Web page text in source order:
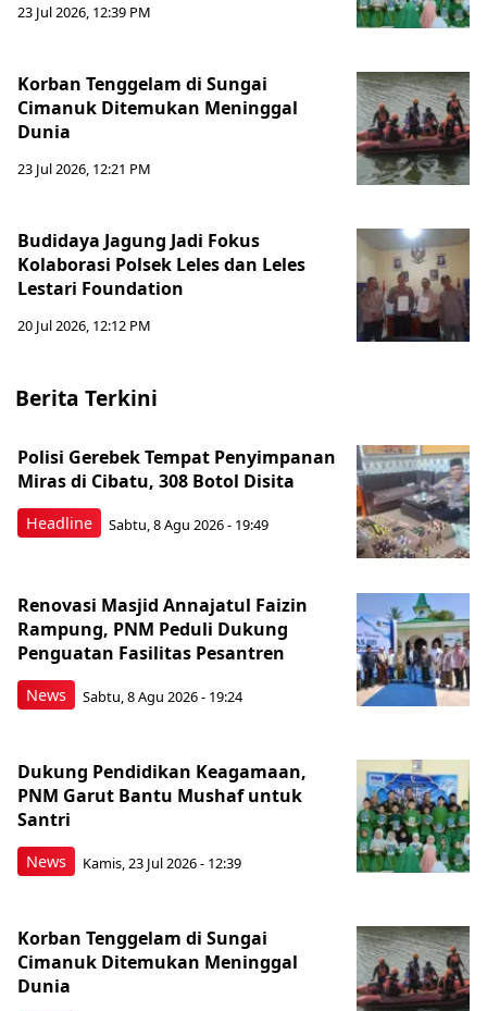
23 Jul 2026, 12:39 PM
Korban Tenggelam di Sungai
Cimanuk Ditemukan Meninggal
Dunia
23 Jul 2026, 12:21 PM
Budidaya Jagung Jadi Fokus
Kolaborasi Polsek Leles dan Leles
Lestari Foundation
20 Jul 2026, 12:12 PM
Berita Terkini
Headline
Polisi Gerebek Tempat Penyimpanan
Miras di Cibatu, 308 Botol Disita
Sabtu, 8 Agu 2026 - 19:49
News
Renovasi Masjid Annajatul Faizin
Rampung, PNM Peduli Dukung
Penguatan Fasilitas Pesantren
Sabtu, 8 Agu 2026 - 19:24
News
Dukung Pendidikan Keagamaan,
PNM Garut Bantu Mushaf untuk
Santri
Kamis, 23 Jul 2026 - 12:39
Korban Tenggelam di Sungai
Cimanuk Ditemukan Meninggal
Dunia